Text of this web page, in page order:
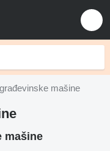
mašine
mašine